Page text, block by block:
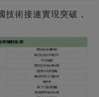
技術接連實現突破，